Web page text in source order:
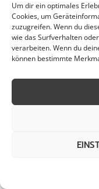
Um dir ein optimales
Cookies, um
zuzugreifen. Wenn du
wie das Surfverhalten
verarbeiten. Wenn du
können bestimmte
Erftstadt
Räumung von
öffentlichen
öffentlichen
öffentlichen